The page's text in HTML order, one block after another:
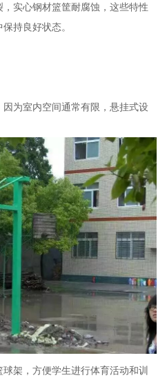
实心钢材篮筐耐腐蚀，这些特性
持良好状态。
为室内空间通常有限，悬挂式设
架，方便学生进行体育活动和训